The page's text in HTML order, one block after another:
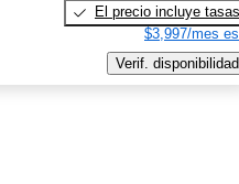
El precio incluye tasas
$3,997/mes
Verif. disponibilidad